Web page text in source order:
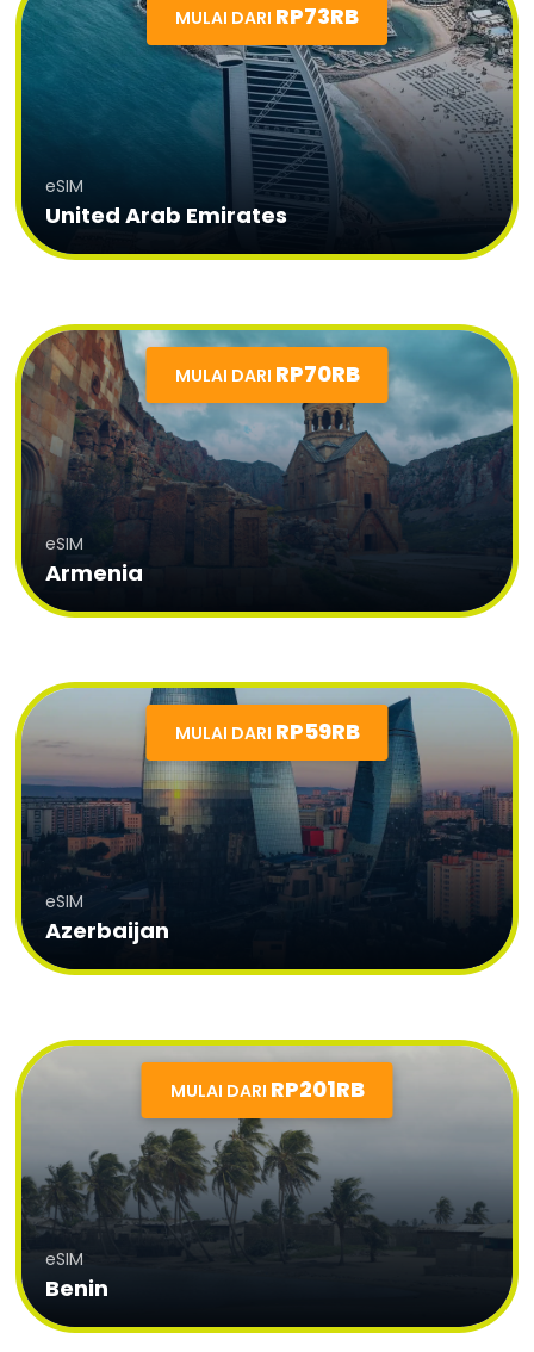
MULAI DARI RP73RB
eSIM
United Arab Emirates
MULAI DARI RP70RB
eSIM
Armenia
MULAI DARI RP59RB
eSIM
Azerbaijan
MULAI DARI RP201RB
eSIM
Benin